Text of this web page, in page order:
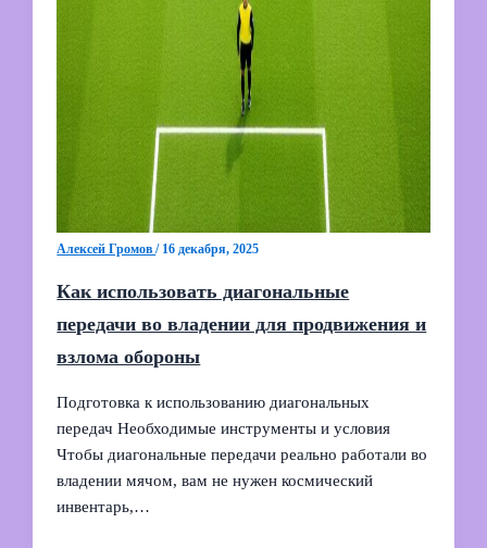
Алексей Громов/ 16 декабря, 2025
Как использовать диагональные
передачи во владении для продвижения и
взлома обороны
Подготовка к использованию диагональных
передач Необходимые инструменты и условия
Чтобы диагональные передачи реально работали во
владении мячом, вам не нужен космический
инвентарь,…